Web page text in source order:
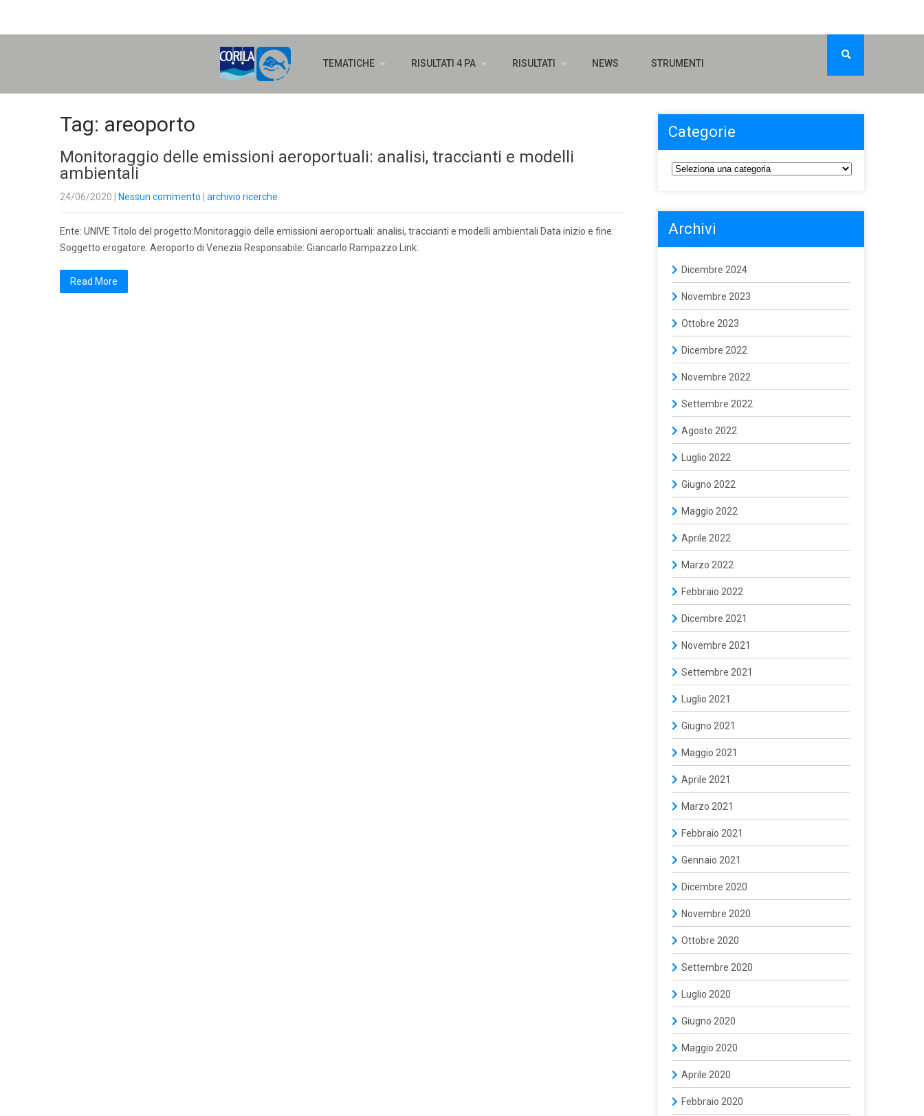
TEMATICHE RISULTATI 4 PA RISULTATI NEWS STRUMENTI
Tag: areoporto
Monitoraggio delle emissioni aeroportuali: analisi, traccianti e modelli
ambientali
24/06/2020 Nessun commento archivio ricerche
Ente: UNIVE Titolo del progetto:Monitoraggio delle emissioni aeroportuali: analisi, traccianti e modelli ambientali Data inizio e fine:
Soggetto erogatore: Aeroporto di Venezia Responsabile: Giancarlo Rampazzo Link:
Read More
Categorie
Archivi
Dicembre 2024
Novembre 2023
Ottobre 2023
Dicembre 2022
Novembre 2022
Settembre 2022
Agosto 2022
Luglio 2022
Giugno 2022
Maggio 2022
Aprile 2022
Marzo 2022
Febbraio 2022
Dicembre 2021
Novembre 2021
Settembre 2021
Luglio 2021
Giugno 2021
Maggio 2021
Aprile 2021
Marzo 2021
Febbraio 2021
Gennaio 2021
Dicembre 2020
Novembre 2020
Ottobre 2020
Settembre 2020
Luglio 2020
Giugno 2020
Maggio 2020
Aprile 2020
Febbraio 2020